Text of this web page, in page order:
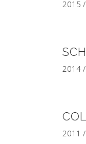
2015
2014
2011